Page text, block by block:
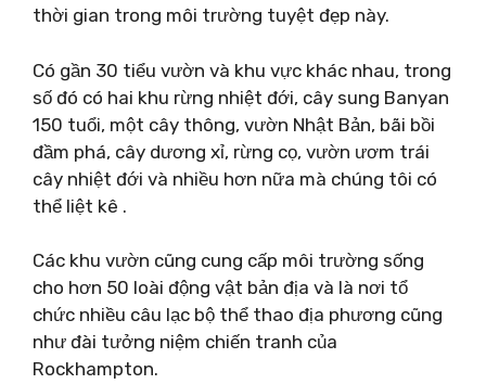
thời gian trong môi trường tuyệt đẹp này.
Có gần 30 tiểu vườn và khu vực khác nhau, trong
số đó có hai khu rừng nhiệt đới, cây sung Banyan
150 tuổi, một cây thông, vườn Nhật Bản, bãi bồi
đầm phá, cây dương xỉ, rừng cọ, vườn ươm trái
cây nhiệt đới và nhiều hơn nữa mà chúng tôi có
thể liệt kê .
Các khu vườn cũng cung cấp môi trường sống
cho hơn 50 loài động vật bản địa và là nơi tổ
chức nhiều câu lạc bộ thể thao địa phương cũng
như đài tưởng niệm chiến tranh của
Rockhampton.